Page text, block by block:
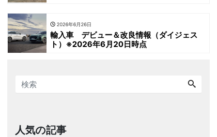
2026年6月26日
輸入車 デビュー＆改良情報（ダイジェス
ト）※2026年6月20日時点
人気の記事